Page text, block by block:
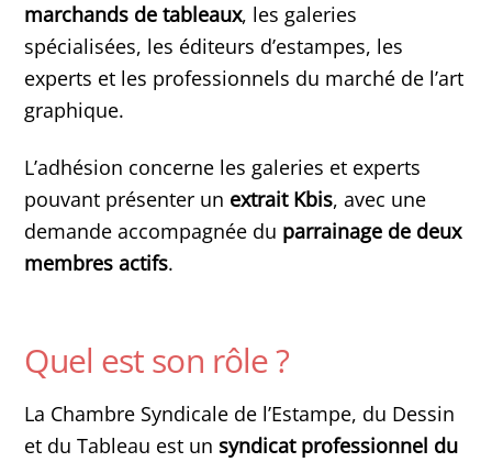
marchands de tableaux, les galeries
spécialisées, les éditeurs d’estampes, les
experts et les professionnels du marché de l’art
graphique.
L’adhésion concerne les galeries et experts
pouvant présenter un extrait Kbis, avec une
demande accompagnée du parrainage de deux
membres actifs.
Quel est son rôle ?
La Chambre Syndicale de l’Estampe, du Dessin
et du Tableau est unsyndicat professionnel du